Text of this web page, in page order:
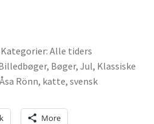
Kategorier: Alle tiders
, Bøger, Jul, Klassiske
Åsa Rönn, katte, svensk
More